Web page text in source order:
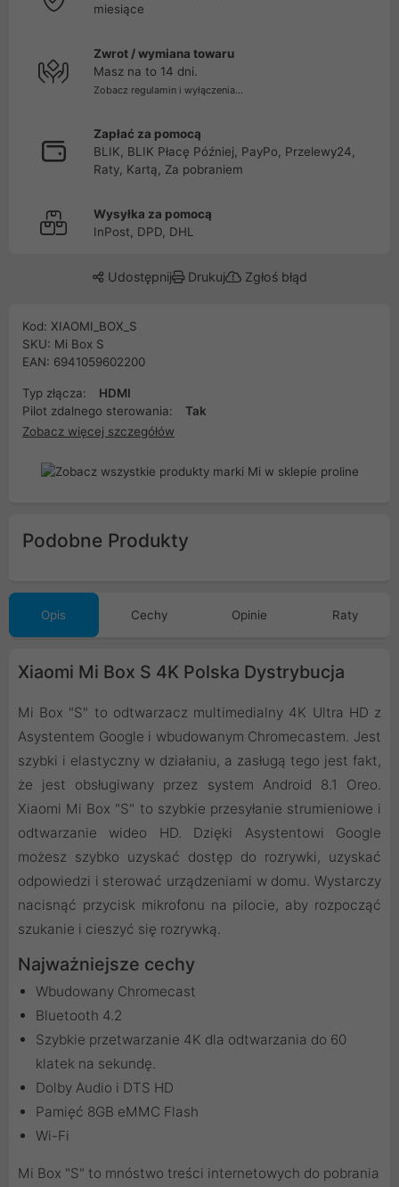
miesiące
Zwrot / wymiana towaru
Masz na to 14 dni.
Zobacz regulamin i wyłączenia...
Zapłać za pomocą
BLIK, BLIK Płacę Później, PayPo, Przelewy24,
Raty, Kartą, Za pobraniem
Wysyłka za pomocą
InPost, DPD, DHL
Udostępnij Drukuj Zgłoś błąd
Kod: XIAOMI_BOX_S
SKU: Mi Box S
EAN: 6941059602200
Typ złącza:
HDMI
Pilot zdalnego sterowania:
Tak
Zobacz więcej szczegółów
Podobne Produkty
Opis Cechy Opinie Raty
Xiaomi Mi Box S 4K Polska Dystrybucja
Mi Box "S" to odtwarzacz multimedialny 4K Ultra HD z
Asystentem Google i wbudowanym Chromecastem. Jest
szybki i elastyczny w działaniu, a zasługą tego jest fakt,
że jest obsługiwany przez system Android 8.1 Oreo.
Xiaomi Mi Box "S" to szybkie przesyłanie strumieniowe i
odtwarzanie wideo HD. Dzięki Asystentowi Google
możesz szybko uzyskać dostęp do rozrywki, uzyskać
odpowiedzi i sterować urządzeniami w domu. Wystarczy
nacisnąć przycisk mikrofonu na pilocie, aby rozpocząć
szukanie i cieszyć się rozrywką.
Najważniejsze cechy
Wbudowany Chromecast
Bluetooth 4.2
Szybkie przetwarzanie 4K dla odtwarzania do 60
klatek na sekundę.
Dolby Audio i DTS HD
Pamięć 8GB eMMC Flash
Wi-Fi
Mi Box "S" to mnóstwo treści internetowych do pobrania